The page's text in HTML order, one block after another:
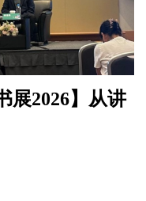
展2026】从讲